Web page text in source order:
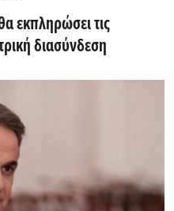
εκπληρώσει τις
διασύνδεση